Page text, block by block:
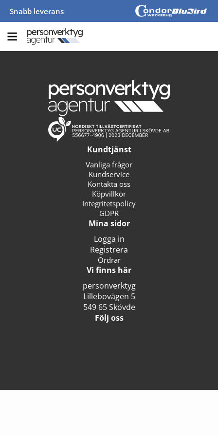
Snabb leverans
Kundtjänst
Vanliga frågor
Kundservice
Kontakta oss
Köpvillkor
Integritetspolicy
GDPR
Mina sidor
Logga in
Registrera
Ordrar
Vi finns här
personverktyg
Lillebovägen 5
549 65 Skövde
Följ oss